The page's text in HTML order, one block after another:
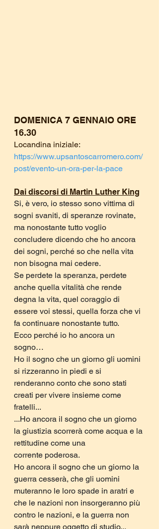
DOMENICA 7 GENNAIO ORE
16.30
Locandina iniziale:
https://www.upsantoscarromero.com/
post/evento-un-ora-per-la-pace
Dai discorsi di Martin Luther King
Si, è vero, io stesso sono vittima di
sogni svaniti, di speranze rovinate,
ma nonostante tutto voglio
concludere dicendo che ho ancora
dei sogni, perché so che nella vita
non bisogna mai cedere.
Se perdete la speranza, perdete
anche quella vitalità che rende
degna la vita, quel coraggio di
essere voi stessi, quella forza che vi
fa continuare nonostante tutto.
Ecco perché io ho ancora un
sogno…
Ho il sogno che un giorno gli uomini
si rizzeranno in piedi e si
renderanno conto che sono stati
creati per vivere insieme come
fratelli...
...Ho ancora il sogno che un giorno
la giustizia scorrerà come acqua e la
rettitudine come una
corrente poderosa.
Ho ancora il sogno che un giorno la
guerra cesserà, che gli uomini
muteranno le loro spade in aratri e
che le nazioni non insorgeranno più
contro le nazioni, e la guerra non
sarà neppure oggetto di studio...